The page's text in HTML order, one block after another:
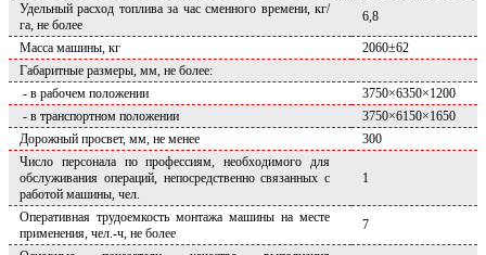
Удельный расход топлива за час сменного времени, кг/
га, не более
6,8
Масса машины, кг
2060±62
Габаритные размеры, мм, не более:
- в рабочем положении
3750×6350×1200
- в транспортном положении
3750×6150×1650
Дорожный просвет, мм, не менее
300
Число персонала по профессиям, необходимого для
обслуживания операций, непосредственно связанных с
работой машины, чел.
1
Оперативная трудоемкость монтажа машины на месте
применения, чел.-ч, не более
7